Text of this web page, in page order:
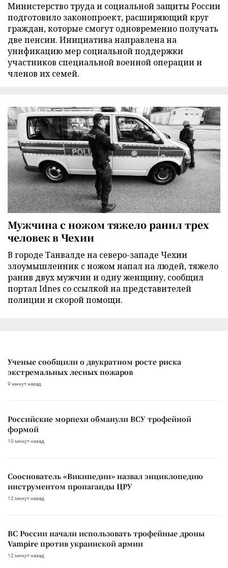
Министерство труда и социальной защиты России
подготовило законопроект, расширяющий круг
граждан, которые смогут одновременно получать
две пенсии. Инициатива направлена на
унификацию мер социальной поддержки
участников специальной военной операции и
членов их семей.
Мужчина с ножом тяжело ранил трех
человек в Чехии
В городе Танвалде на северо-западе Чехии
злоумышленник с ножом напал на людей, тяжело
ранив двух мужчин и одну женщину, сообщил
портал Idnes со ссылкой на представителей
полиции и скорой помощи.
Ученые сообщили о двукратном росте риска
экстремальных лесных пожаров
9 минут назад
Российские морпехи обманули ВСУ трофейной
формой
10 минут назад
Сооснователь «Википедии» назвал энциклопедию
инструментом пропаганды ЦРУ
12 минут назад
ВС России начали использовать трофейные дроны
Vampire против украинской армии
12 минут назад